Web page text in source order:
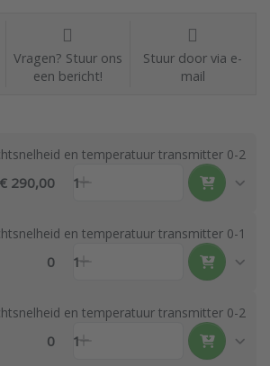
Vragen? Stuur ons
een bericht!
Stuur door via e-
mail
en temperatuur transmitter 0-2 m/
€ 290,00 1
en temperatuur transmitter 0-10
0 1
en temperatuur transmitter 0-20
0 1